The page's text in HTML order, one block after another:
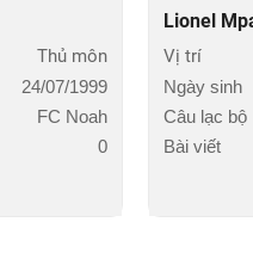
Thủ môn
24/07/1999
FC Noah
0
Lionel
Vị trí
Ngày sinh
Câu lạc bộ
Bài viết